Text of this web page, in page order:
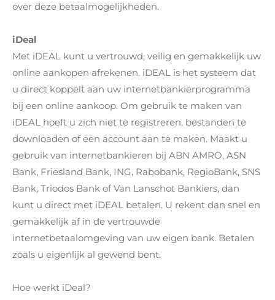
over deze betaalmogelijkheden.
iDeal
Met iDEAL kunt u vertrouwd, veilig en gemakkelijk uw
online aankopen afrekenen. iDEAL is het systeem dat
u direct koppelt aan uw internetbankierprogramma
bij een online aankoop. Om gebruik te maken van
iDEAL hoeft u zich niet te registreren, bestanden te
downloaden of een account aan te maken. Maakt u
gebruik van internetbankieren bij ABN AMRO, ASN
Bank, Friesland Bank, ING, Rabobank, RegioBank, SNS
Bank, Triodos Bank of Van Lanschot Bankiers, dan
kunt u direct met iDEAL betalen. U rekent dan snel en
gemakkelijk af in de vertrouwde
internetbetaalomgeving van uw eigen bank. Betalen
zoals u eigenlijk al gewend bent.
Hoe werkt iDeal?